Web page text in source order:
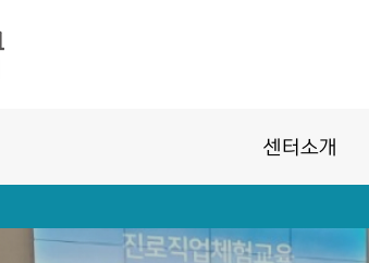
센터소개